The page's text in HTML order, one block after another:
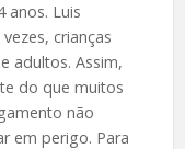
anos. Luis
crianças
adultos. Assim,
do que muitos
não
em perigo. Para